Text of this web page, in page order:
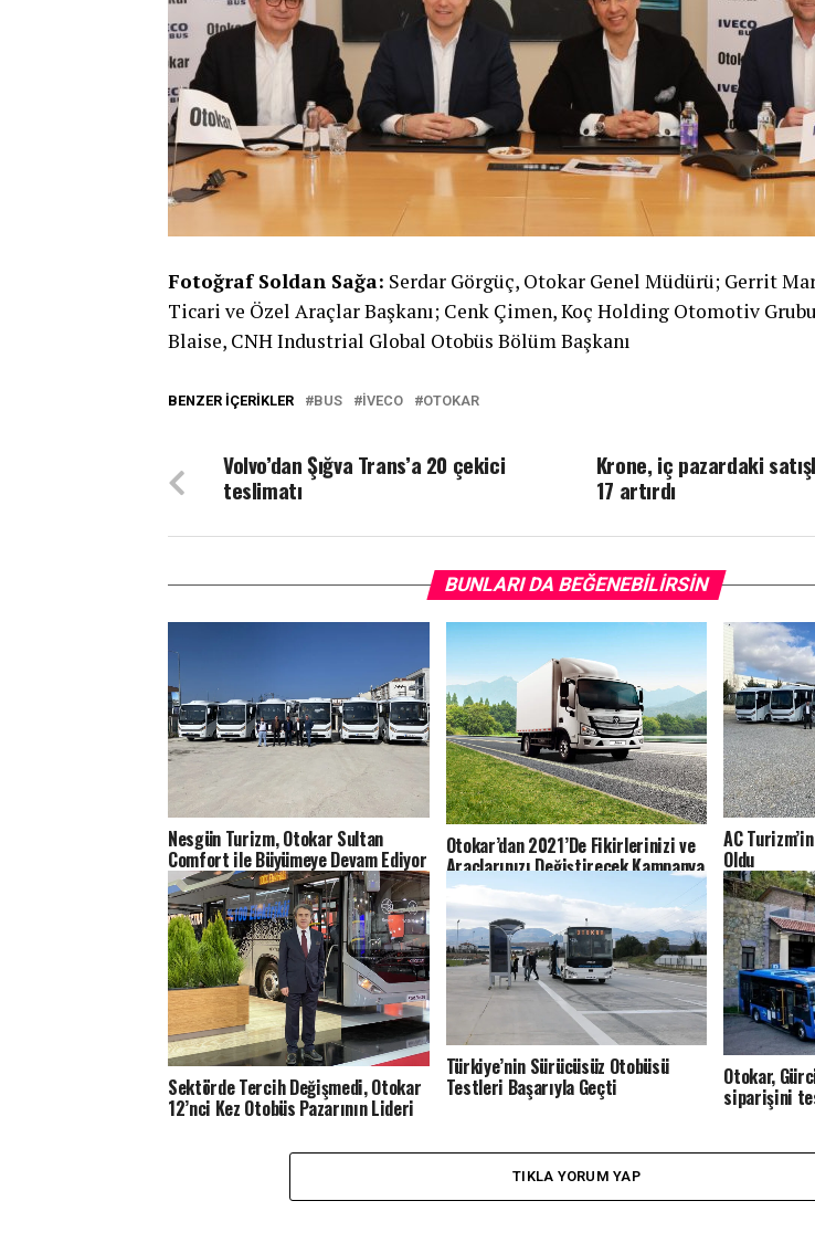
Fotoğraf Soldan Sağa: Serdar Görgüç, Otokar Genel Müdürü; Gerrit
Ticari ve Özel Araçlar Başkanı; Cenk Çimen, Koç Holding Otomotiv
Blaise, CNH Industrial Global Otobüs Bölüm Başkanı
BENZER İÇERIKLER BUS IVECO OTOKAR
Krone, iç pazardaki
17 artırdı
Volvo’dan Şığva Trans’a 20 çekici
teslimatı
BUNLARI DA BEĞENEBILIRSIN
Nesgün Turizm, Otokar Sultan
Comfort ile Büyümeye Devam Ediyor
Otokar’dan 2021’De Fikirlerinizi ve
Araçlarınızı Değiştirecek Kampanya
AC
Oldu
Sektörde Tercih Değişmedi, Otokar
12’nci Kez Otobüs Pazarının Lideri
Türkiye’nin Sürücüsüz Otobüsü
Testleri Başarıyla Geçti Otokar,
siparişini
TIKLA YORUM YAP